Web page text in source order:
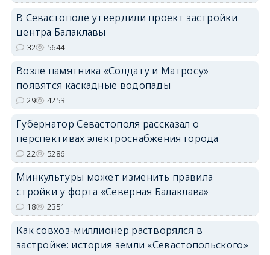
В Севастополе утвердили проект застройки
центра Балаклавы
32 5644
Возле памятника «Солдату и Матросу»
появятся каскадные водопады
29 4253
Губернатор Севастополя рассказал о
перспективах электроснабжения города
22 5286
Минкультуры может изменить правила
стройки у форта «Северная Балаклава»
18 2351
Как совхоз-миллионер растворялся в
застройке: история земли «Севастопольского»